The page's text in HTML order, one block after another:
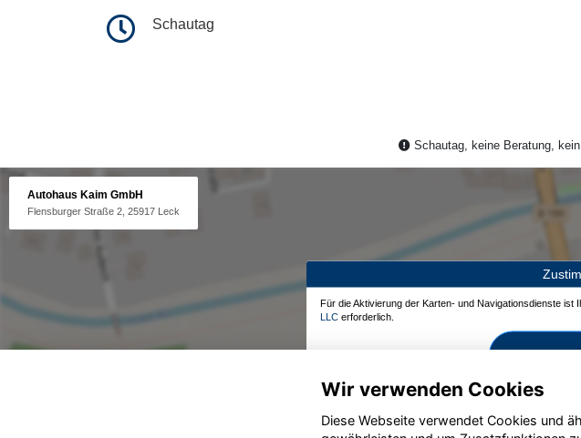
Schautag
Schautag, keine Beratung, kein
Autohaus Kaim GmbH
Flensburger Straße 2, 25917 Leck
Für die Aktivierung der Karten- und Navigationsdienste ist
LLC erforderlich.
Wir verwenden Cookies
Diese Webseite verwendet Cookies und